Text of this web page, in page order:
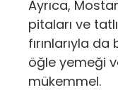
Ayrıca,
pitaları ve
fırınlarıyla da
öğle yemeği
mükemmel.